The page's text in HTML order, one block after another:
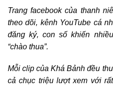
Trang facebook của thanh
theo dõi, kênh YouTube cá
đăng ký, con số khiến
“chào thua”.
Mỗi clip của Khá Bảnh đều
cả chục triệu lượt xem với